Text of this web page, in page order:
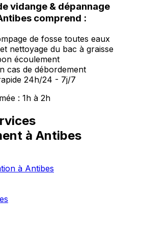
vidange & dépannage
comprend :
de fosse toutes eaux
nettoyage du bac à graisse
écoulement
cas de débordement
24h/24 - 7j/7
: 1h à 2h
à Antibes
à Antibes